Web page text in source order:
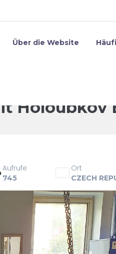
Über die Website
Holoubkov
Aufrufe
745
Ort
CZECH